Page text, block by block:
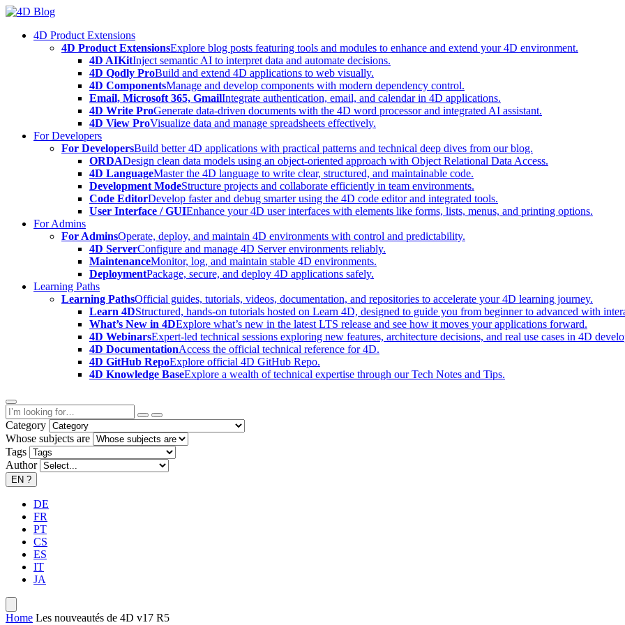
Skip
content4D Product Extensions
4D Product ExtensionsExplore blog posts featuring tools and modules to enhance and extend your 4D environment.
4D AIKitInject semantic AI to interpret data and automate decisions.
4D Qodly ProBuild and extend 4D applications to web visually.
4D ComponentsManage and develop components with modern dependency control.
Email, Microsoft 365, GmailIntegrate authentication, email, and calendar in 4D applications.
4D Write ProGenerate data-driven documents with the 4D word processor and integrated AI assistant.
4D View ProVisualize data and manage spreadsheets effectively.
For Developers
For DevelopersBuild better 4D applications with practical patterns and technical deep dives from our blog.
ORDADesign clean data models using an object-oriented approach with Object Relational Data Access.
4D LanguageMaster the 4D language to write clear, structured, and maintainable code.
Development ModeStructure projects and collaborate efficiently in team environments.
Code EditorDevelop faster and debug smarter using the 4D code editor and integrated tools.
User Interface / GUIEnhance your 4D user interfaces with elements like forms, lists, menus, and printing options.
For Admins
For AdminsOperate, deploy, and maintain 4D environments with control and predictability.
4D ServerConfigure and manage 4D Server environments reliably.
MaintenanceMonitor, log, and maintain stable 4D environments.
DeploymentPackage, secure, and deploy 4D applications safely.
Learning Paths
Learning PathsOfficial guides, tutorials, videos, documentation, and repositories to accelerate your 4D learning journey.
Learn 4DStructured, hands-on tutorials hosted on Learn 4D, designed to guide you from beginner to advanced with
What’s New in 4DExplore what’s new in the latest LTS release and see how it moves your applications forward.
4D WebinarsExpert-led technical sessions exploring new features, architecture decisions, and real use cases in 4D
4D DocumentationAccess the official technical reference for 4D.
4D GitHub RepoExplore official 4D GitHub Repo.
4D Knowledge BaseExplore a wealth of technical expertise through our Tech Notes and Tips.
Category
Whose subjects are
Tags
Author
EN ?
DE
FR
PT
CS
ES
IT
JA
Home Les nouveautés de 4D v17 R5